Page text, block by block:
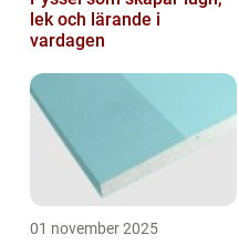
lek och lärande i
vardagen
01 november 2025